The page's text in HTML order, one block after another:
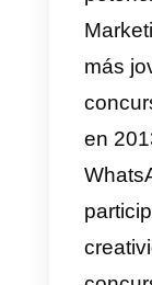
con